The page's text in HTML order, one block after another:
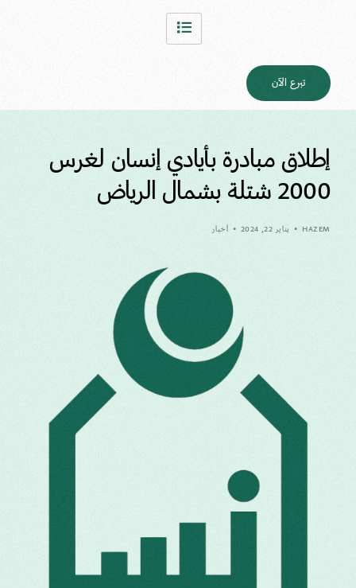
تبرع الآن
إطلاق مبادرة بأيادي إنسان لغرس
2000 شتلة بشمال الرياض
HAZEM يناير 22, 2024 أخبار